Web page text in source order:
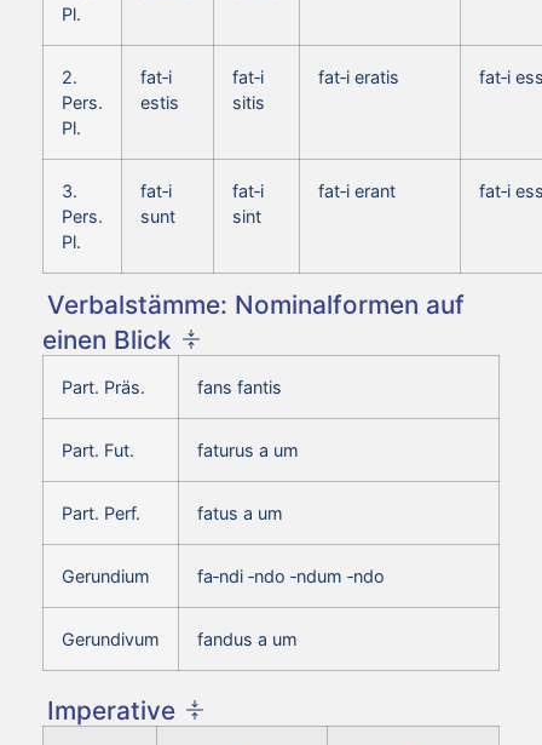
Pl.
2.
Pers.
Pl.
fat‑i
estis
fat‑i
sitis
fat‑i eratis fat‑i
3.
Pers.
Pl.
fat‑i
sunt
fat‑i
sint
fat‑i erant fat‑i
Verbalstämme: Nominalformen auf
einen Blick
Part. Präs. fans fantis
Part. Fut. faturus a um
Part. Perf. fatus a um
Gerundium fa‑ndi ‑ndo ‑ndum ‑ndo
Gerundivum fandus a um
Imperative